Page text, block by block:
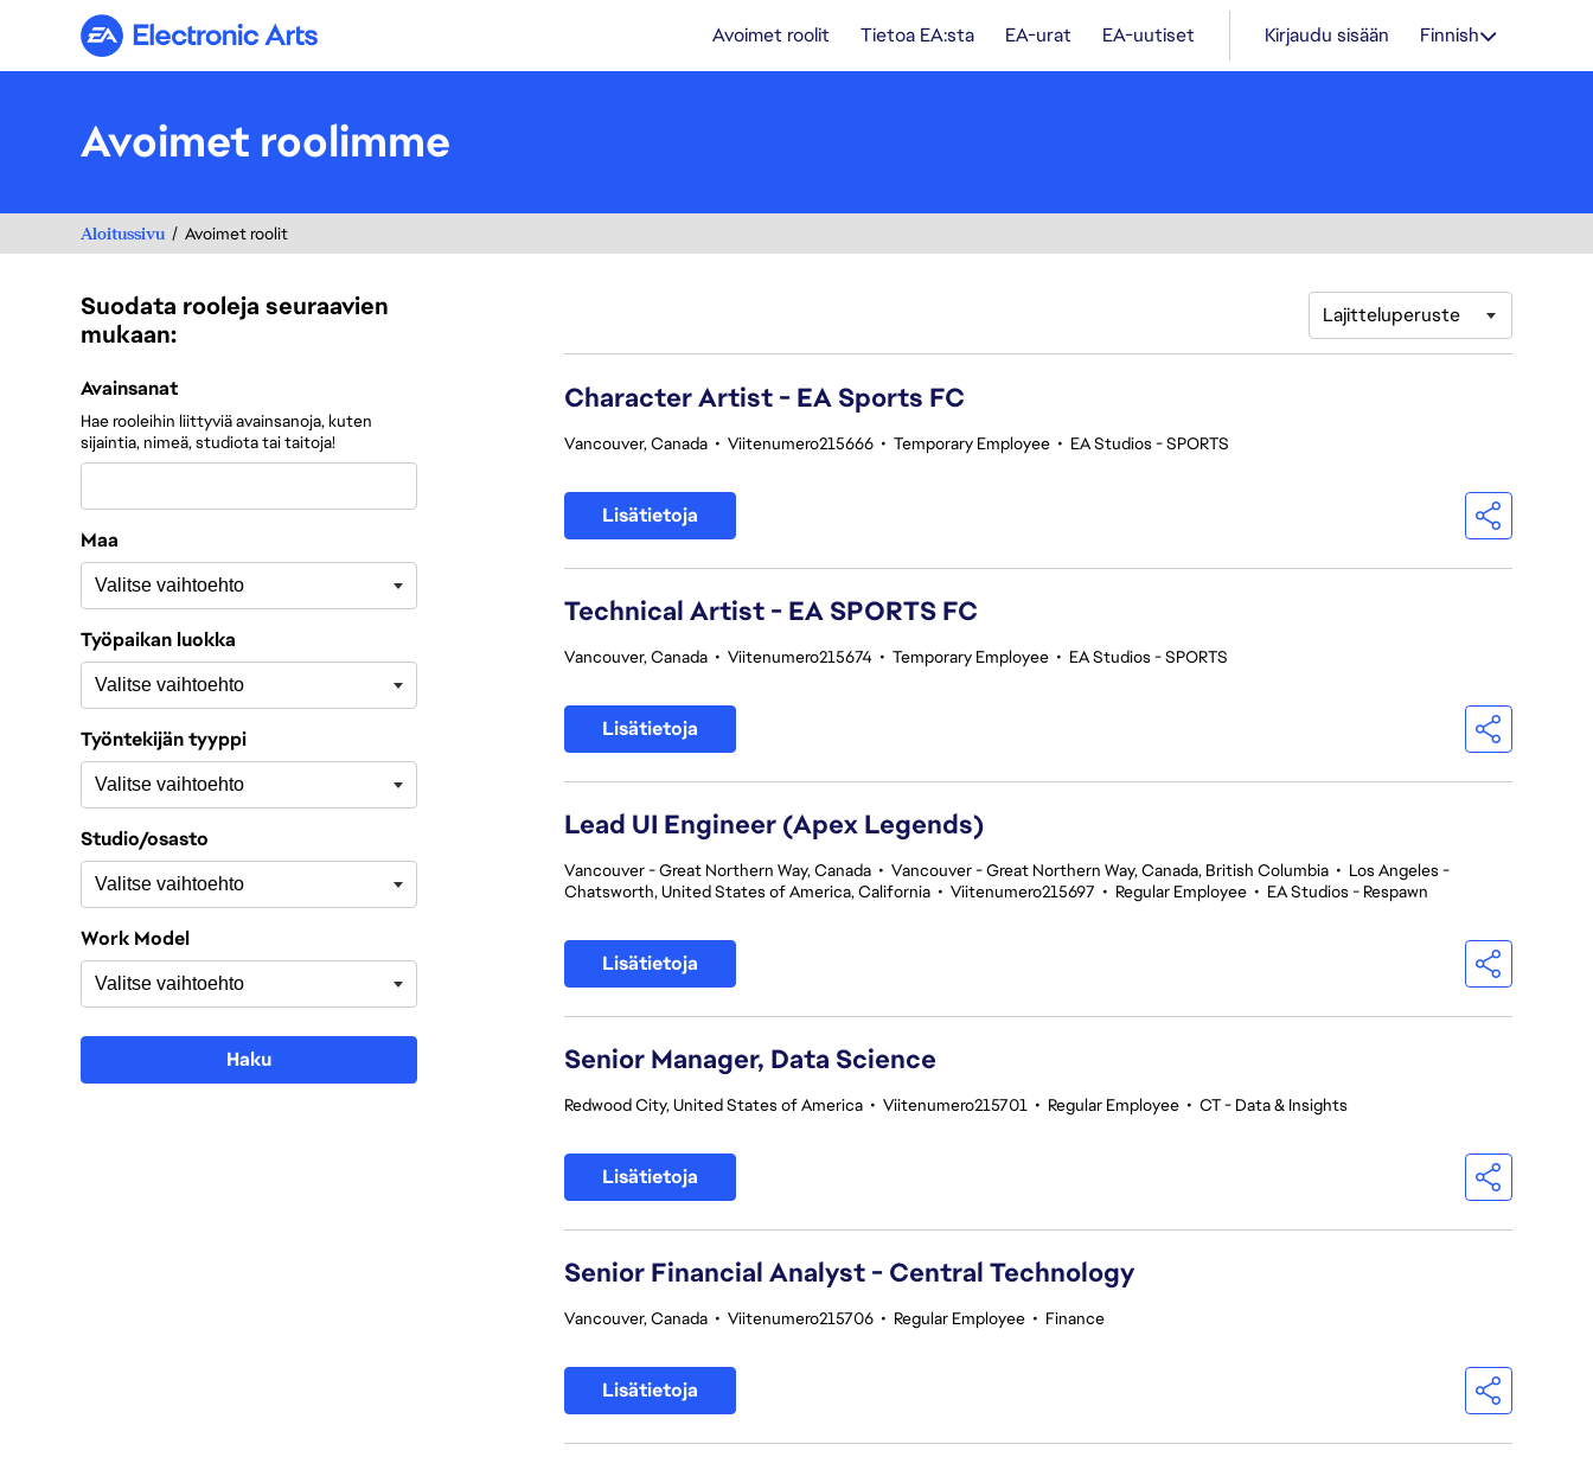
Electronic Arts Avoimet roolit Tietoa EA:sta EA-urat EA-uutiset Kirjaudu sisään Finnish
Avoimet roolimme
Aloitussivu Avoimet roolit
Suodata rooleja seuraavien
mukaan:
Suodata rooleja seuraavien mukaan:
Avainsanat
Hae rooleihin liittyviä avainsanoja, kuten
sijaintia, nimeä, studiota tai taitoja!
Maa
Työpaikan luokka
Työntekijän tyyppi
Studio/osasto
Work Model
Haku
Lajitteluperuste
Character Artist - EA Sports FC
Vancouver, Canada • Viitenumero215666 • Temporary Employee • EA Studios - SPORTS
Lisätietoja
Technical Artist - EA SPORTS FC
Vancouver, Canada • Viitenumero215674 • Temporary Employee • EA Studios - SPORTS
Lisätietoja
Lead UI Engineer (Apex Legends)
Vancouver - Great Northern Way, Canada • Vancouver - Great Northern Way, Canada, British Columbia • Los Angeles -
Chatsworth, United States of America, California • Viitenumero215697 • Regular Employee • EA Studios - Respawn
Lisätietoja
Senior Manager, Data Science
Redwood City, United States of America • Viitenumero215701 • Regular Employee • CT - Data & Insights
Lisätietoja
Senior Financial Analyst - Central Technology
Vancouver, Canada • Viitenumero215706 • Regular Employee • Finance
Lisätietoja